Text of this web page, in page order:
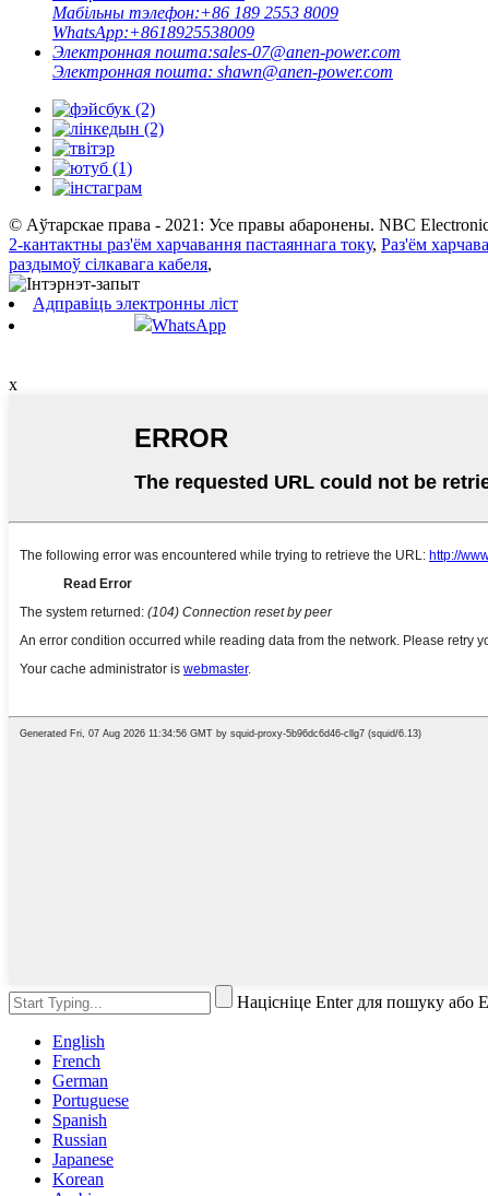
Мабільны тэлефон:+86 189 2553 8009
WhatsApp:+8618925538009
Электронная пошта:sales-07@anen-power.com
Электронная пошта: shawn@anen-power.com
© Аўтарскае права - 2021: Усе правы абаронены. NBC
2-кантактны раз'ём харчавання пастаяннага току, Раз'ём
раздымоў сілкавага кабеля,
Адправіць электронны ліст
WhatsApp
x
Націсніце Enter для пошуку або
English
French
German
Portuguese
Spanish
Russian
Japanese
Korean